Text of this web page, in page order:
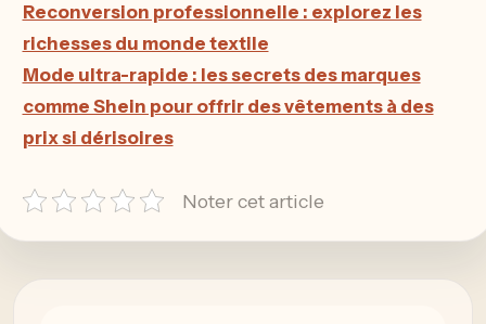
Reconversion professionnelle : explorez les
richesses du monde textile
Mode ultra-rapide : les secrets des marques
comme Shein pour offrir des vêtements à des
prix si dérisoires
Noter cet article